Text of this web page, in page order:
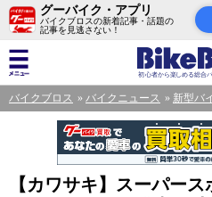
グーバイク・アプリ
バイクブロスの新着記事・話題の
記事を見逃さない！
バイクブロス バイクニュース 新型バ
【カワサキ】スーパー